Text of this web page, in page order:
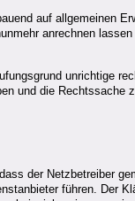
auf
anrechnen
unrichtige
und die Rechtssache
der Netzbetreiber
führen. Der